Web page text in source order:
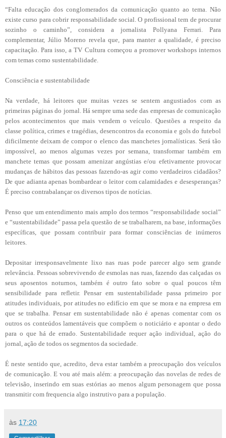
“Falta educação dos conglomerados da comunicação quanto ao tema. Não
existe curso para cobrir responsabilidade social. O profissional tem de procurar
sozinho o caminho”, considera a jornalista Pollyana Ferrari. Para
complementar, Júlio Moreno revela que, para manter a qualidade, é preciso
capacitação. Para isso, a TV Cultura começou a promover workshops internos
com temas como sustentabilidade.
Consciência e sustentabilidade
Na verdade, há leitores que muitas vezes se sentem angustiados com as
primeiras páginas do jornal. Há sempre uma sede das empresas de comunicação
pelos acontecimentos que mais vendem o veículo. Questões a respeito da
classe política, crimes e tragédias, desencontros da economia e gols do futebol
dificilmente deixam de compor o elenco das manchetes jornalísticas. Será tão
impossível, ao menos algumas vezes por semana, transformar também em
manchete temas que possam amenizar angústias e/ou efetivamente provocar
mudanças de hábitos das pessoas fazendo-as agir como verdadeiros cidadãos?
De que adianta apenas bombardear o leitor com calamidades e desesperanças?
É preciso contrabalançar os diversos tipos de notícias.
Penso que um entendimento mais amplo dos termos “responsabilidade social”
e “sustentabilidade” passa pela questão de se trabalharem, na base, informações
específicas, que possam contribuir para formar consciências de inúmeros
leitores.
Depositar irresponsavelmente lixo nas ruas pode parecer algo sem grande
relevância. Pessoas sobrevivendo de esmolas nas ruas, fazendo das calçadas os
seus aposentos noturnos, também é outro fato sobre o qual poucos têm
sensibilidade para refletir. Pensar em sustentabilidade passa primeiro por
atitudes individuais, por atitudes no edifício em que se mora e na empresa em
que se trabalha. Pensar em sustentabilidade não é apenas comentar com os
outros os conteúdos lamentáveis que compõem o noticiário e apontar o dedo
para o que há de errado. Sustentabilidade requer ação individual, ação do
jornal, ação de todos os segmentos da sociedade.
É neste sentido que, acredito, deva estar também a preocupação dos veículos
de comunicação. E vou até mais além: a preocupação das novelas de redes de
televisão, inserindo em suas estórias ao menos algum personagem que possa
transmitir com frequencia algo instrutivo para a população.
às 17:20